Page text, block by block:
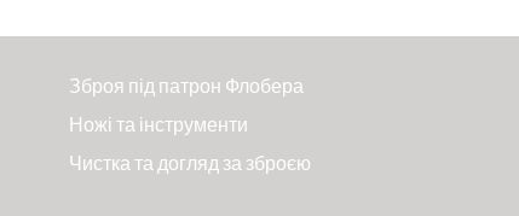
Зброя під патрон Флобера
Ножі та інструменти
Чистка та догляд за зброєю